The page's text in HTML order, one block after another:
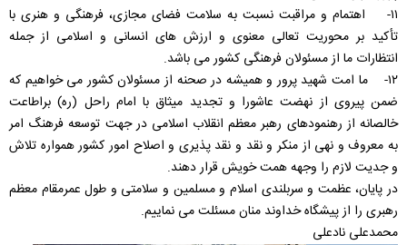
۱۱- اهتمام و مراقبت نسبت به سلامت فضای مجازی، فرهنگی و هنری با
تأکید بر محوریت تعالی معنوی و ارزش های انسانی و اسلامی از جمله
انتظارات ما از مسئولان فرهنگی کشور می باشد.
۱۲- ما امت شهید پرور و همیشه در صحنه از مسئولان کشور می خواهیم که
ضمن پیروی از نهضت عاشورا و تجدید میثاق با امام راحل (ره) براطاعت
خالصانه از رهنمودهای رهبر معظم انقلاب اسلامی در جهت توسعه فرهنگ امر
به معروف و نهی از منکر و نقد و نقد پذیری و اصلاح امور کشور همواره تلاش
و جدیت لازم را وجهه همت خویش قرار دهند.
در پایان، عظمت و سربلندی اسلام و مسلمین و سلامتی و طول عمرمقام معظم
رهبری را از پیشگاه خداوند منان مسئلت می نماییم.
محمدعلی نادعلی